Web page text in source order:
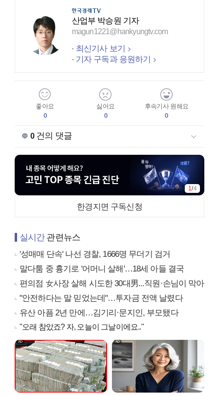
산업부 박승원 기자
magun1221@hankyungtv.com
최신기사 보기
기자 구독과 응원하기
좋아요
0
싫어요
0
후속기사 원해요
0
0건의 댓글
1/4
한경지면 구독신청
실시간관련뉴스
'성매매 단속' 나선 경찰, 1666명 무더기 검거
말다툼 중 흉기로 '어머니 살해'…18세 아들 결국
편의점 女사장 살해 시도한 30대男...직원·손님이 막아
"안전하다는 말 믿었는데"…투자금 전액 날렸다
유산 아픔 2년 만에…김기리·문지인, 부모됐다
"오래 참았죠? 자, 오늘이 그날이에요.."